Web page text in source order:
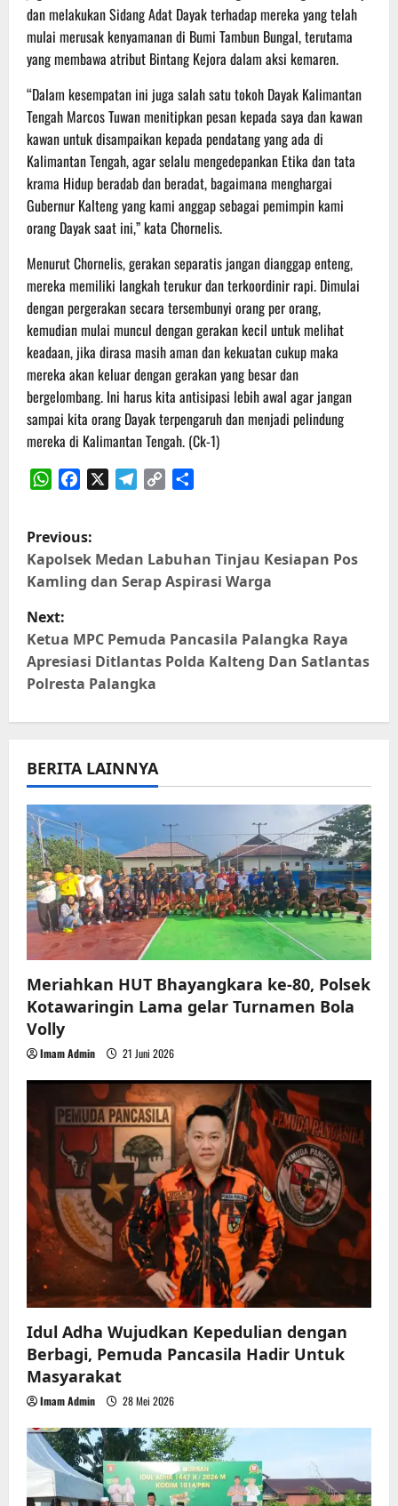
dan melakukan Sidang Adat Dayak terhadap mereka yang telah
mulai merusak kenyamanan di Bumi Tambun Bungal, terutama
yang membawa atribut Bintang Kejora dalam aksi kemaren.
“Dalam kesempatan ini juga salah satu tokoh Dayak Kalimantan
Tengah Marcos Tuwan menitipkan pesan kepada saya dan kawan
kawan untuk disampaikan kepada pendatang yang ada di
Kalimantan Tengah, agar selalu mengedepankan Etika dan tata
krama Hidup beradab dan beradat, bagaimana menghargai
Gubernur Kalteng yang kami anggap sebagai pemimpin kami
orang Dayak saat ini,” kata Chornelis.
Menurut Chornelis, gerakan separatis jangan dianggap enteng,
mereka memiliki langkah terukur dan terkoordinir rapi. Dimulai
dengan pergerakan secara tersembunyi orang per orang,
kemudian mulai muncul dengan gerakan kecil untuk melihat
keadaan, jika dirasa masih aman dan kekuatan cukup maka
mereka akan keluar dengan gerakan yang besar dan
bergelombang. Ini harus kita antisipasi lebih awal agar jangan
sampai kita orang Dayak terpengaruh dan menjadi pelindung
mereka di Kalimantan Tengah. (Ck-1)
P
o
s
t
n
a
v
i
g
a
t
i
o
n
Previous:
Kapolsek Medan Labuhan Tinjau Kesiapan Pos
Kamling dan Serap Aspirasi Warga
Next:
Ketua MPC Pemuda Pancasila Palangka Raya
Apresiasi Ditlantas Polda Kalteng Dan Satlantas
Polresta Palangka
BERITA LAINNYA
Meriahkan HUT Bhayangkara ke-80, Polsek
Kotawaringin Lama gelar Turnamen Bola
Volly
Imam Admin 21 Juni 2026
Idul Adha Wujudkan Kepedulian dengan
Berbagi, Pemuda Pancasila Hadir Untuk
Masyarakat
Imam Admin 28 Mei 2026